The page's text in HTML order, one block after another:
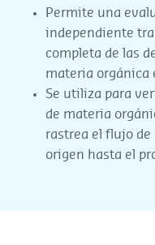
Permite una
independiente
completa de las
materia orgánica
Se utiliza para
de materia
rastrea el flujo de
origen hasta el